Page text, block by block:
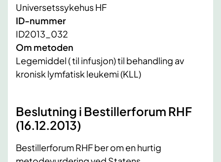
Universetssykehus HF
ID-nummer
ID2013_032
Om metoden
Legemiddel ( til infusjon) til behandling av
kronisk lymfatisk leukemi (KLL)
Beslutning i Bestillerforum RHF
(16.12.2013)
​Bestillerforum RHF ber om en hurtig